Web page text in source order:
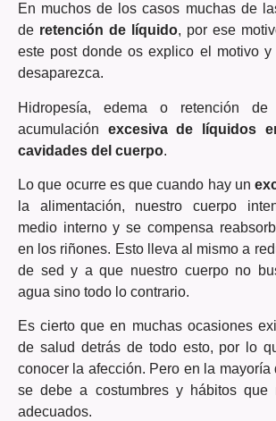
En muchos de los casos muchas de
de retención de líquido, por ese
este post donde os explico el motivo y
desaparezca.
Hidropesía, edema o retención
acumulación excesiva de líquidos
cavidades del cuerpo.
Lo que ocurre es que cuando hay un
la alimentación, nuestro cuerpo
medio interno y se compensa
en los riñones. Esto lleva al mismo a
de sed y a que nuestro cuerpo no
agua sino todo lo contrario.
Es cierto que en muchas ocasiones
de salud detrás de todo esto, por lo
conocer la afección. Pero en la mayoría
se debe a costumbres y hábitos
adecuados.